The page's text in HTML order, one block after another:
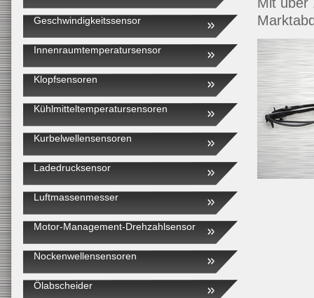
Geschwindigkeitssensor
Innenraumtemperatursensor
Klopfsensoren
Kühlmitteltemperatursensoren
Kurbelwellensensoren
Ladedrucksensor
Luftmassenmesser
Motor-Management-Drehzahlsensor
Nockenwellensensoren
Ölabscheider